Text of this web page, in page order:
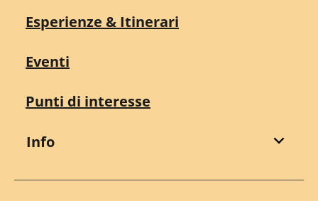
Esperienze & Itinerari
Eventi
Punti di interesse
Info